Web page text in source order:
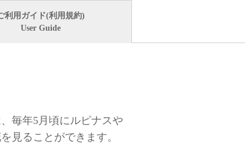
利用ガイド(利用規約)
User Guide
毎年5月頃にルピナスや
見ることができます。